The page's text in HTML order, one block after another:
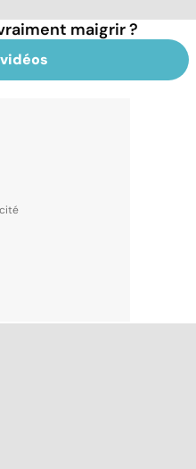
maigrir ?